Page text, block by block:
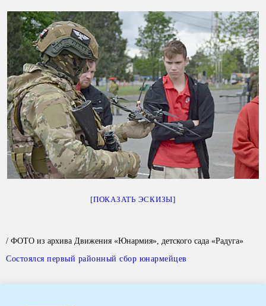
[ПОКАЗАТЬ ЭСКИЗЫ]
/ ФОТО из архива Движения «Юнармия», детского сада «Радуга»
Состоялся первый районный сбор юнармейцев